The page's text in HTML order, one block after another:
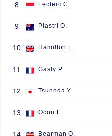
8 Leclerc C.
9 Piastri O.
10 Hamilton L.
11 Gasly P.
12 Tsunoda Y.
13 Ocon E.
14 Bearman O.